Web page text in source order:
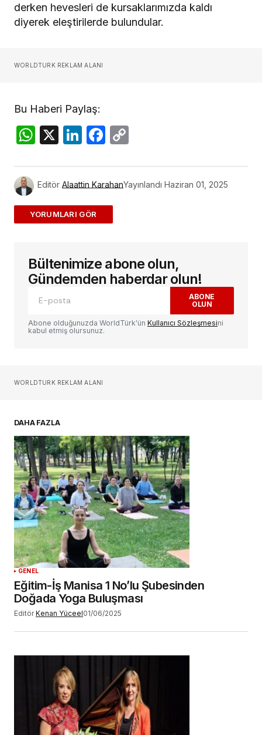
derken hevesleri de kursaklarımızda kaldı
diyerek eleştirilerde bulundular.
WORLDTURK REKLAM ALANI
Bu Haberi Paylaş:
WhatsApp
X LinkedIn
Facebook
Editör Alaattin KarahanYayınlandı Haziran 01, 2025
ADD A COMMENT
E-posta adresiniz yayınlanmayacak.
alanlar*ile işaretlenmişlerdir
Yorum
Sizin adınız*
Daha sonraki yorumlarımda kullanılması için
adım, e-posta adresim ve site adresim bu
tarayıcıya kaydedilsin.
YORUM GÖNDER
Bültenimize abone olun,
Gündemden haberdar olun!
ABONE
OLUN
Abone olduğunuzda WorldTürk'ün Kullanıcı Sözleşmesini
kabul etmiş olursunuz.
WORLDTURK REKLAM ALANI
DAHA FAZLA
GENEL
Eğitim-İş Manisa 1 No’lu Şubesinden
Doğada Yoga Buluşması
Editör Kenan Yüceel01/06/2025